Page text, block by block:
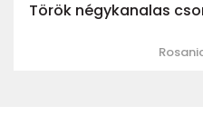
Török négykanalas